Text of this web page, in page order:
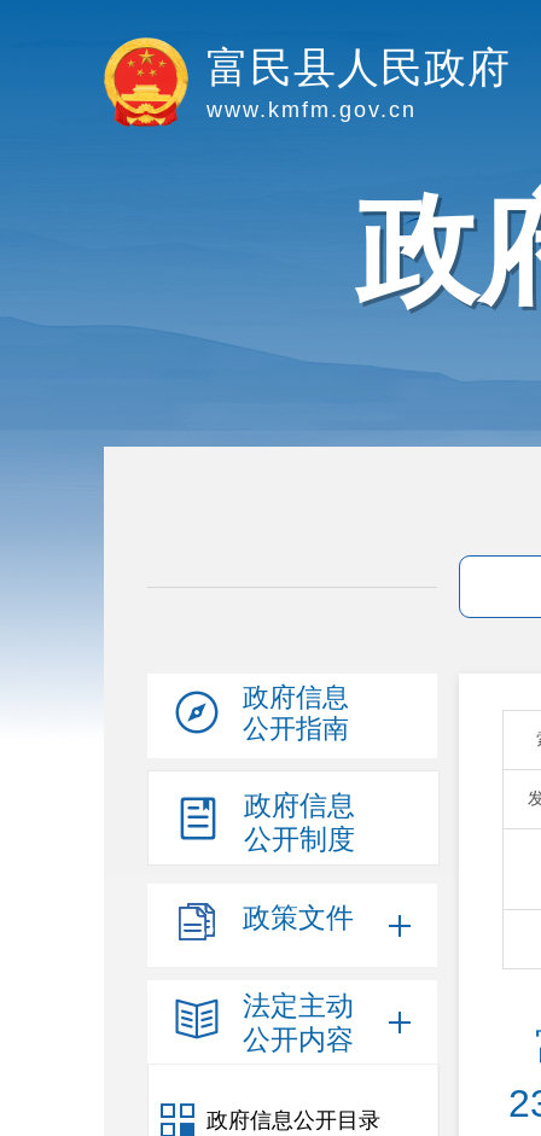
富民县人民政府
www.kmfm.gov.cn
政
政府信息
公开指南
政府信息
公开制度
政策文件
法定主动
公开内容
政府信息公开目录